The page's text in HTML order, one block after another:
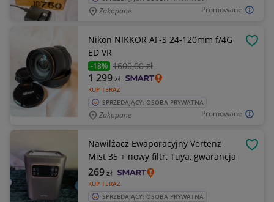
Promowane
Zakopane
Promowane
Nikon NIKKOR AF-S 24-120mm f/4G
ED VR
-18% 1600,00 zł
KUP TERAZ
1 299zł
SPRZEDAJĄCY: OSOBA PRYWATNA
Zakopane
Nawilżacz Ewaporacyjny Vertenz
Mist 35 + nowy filtr, Tuya, gwarancja
KUP TERAZ
269zł
SPRZEDAJĄCY: OSOBA PRYWATNA